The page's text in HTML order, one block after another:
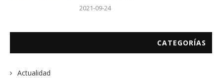
2021-09-24
CATEGORÍAS
Actualidad